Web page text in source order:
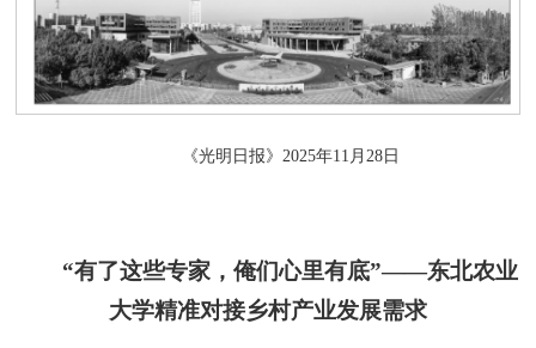
《光明日报》2025年11月28日
“有了这些专家，俺们心里有底”——东北农业
大学精准对接乡村产业发展需求